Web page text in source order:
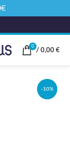
0
/ 0,00 €
-10%